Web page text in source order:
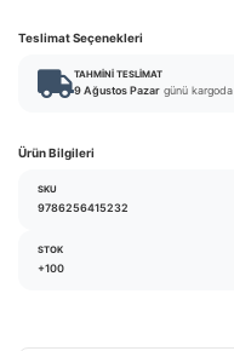
Teslimat Seçenekleri
TAHMINI TESLIMAT
9 Ağustos Pazar günü kargoda
Ürün Bilgileri
SKU
9786256415232
STOK
+100